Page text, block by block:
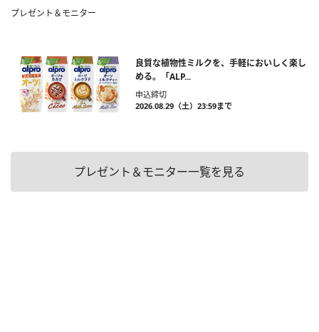
プレゼント＆モニター
良質な植物性ミルクを、手軽においしく楽し
める。「ALP...
申込締切
2026.08.29（土）23:59まで
プレゼント＆モニター一覧を見る